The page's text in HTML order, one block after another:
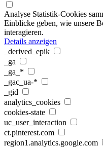
Analyse Statistik-Cookies
Einblicke geben, wie unsere
interagieren.
Details anzeigen
_derived_epik
_ga
_ga_*
_gac_ua-*
_gid
analytics_cookies
cookies-state
uc_user_interaction
ct.pinterest.com
region1.analytics.google.com